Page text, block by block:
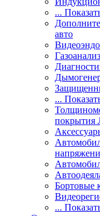
...
авто
...
Бортовые
...